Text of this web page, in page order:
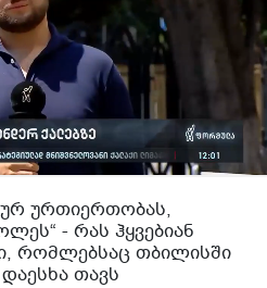
ურთიერთობას,
- რას ჰყვებიან
რომლებსაც თბილისში
თავს